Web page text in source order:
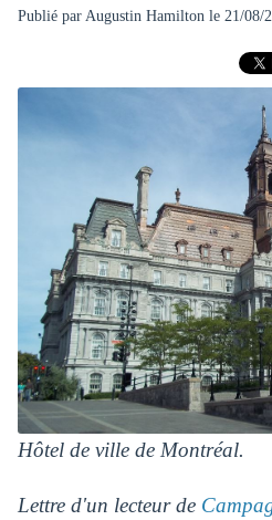
Publié par Augustin Hamilton le 21/08/
Hôtel de ville de Montréal.
Lettre d'un lecteur de